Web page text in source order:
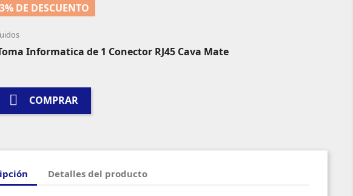
DE DESCUENTO
Informatica de 1 Conector RJ45 Cava Mate
 COMPRAR
Detalles del producto